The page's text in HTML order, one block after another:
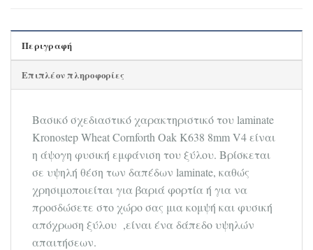
Περιγραφή
Επιπλέον πληροφορίες
Βασικό σχεδιαστικό χαρακτηριστικό του laminate
Kronostep Wheat Cornforth Oak Κ638 8mm V4 είναι
η άψογη φυσική εμφάνιση του ξύλου. Βρίσκεται
σε υψηλή θέση των δαπέδων laminate, καθώς
χρησιμοποιείται για βαριά φορτία ή για να
προσδώσετε στο χώρο σας μια κομψή και φυσική
απόχρωση ξύλου ,είναι ένα δάπεδο υψηλών
απαιτήσεων.